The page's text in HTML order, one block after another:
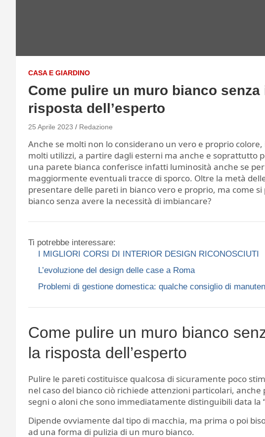
CASA E GIARDINO
Come pulire un muro bianco
risposta dell’esperto
25 Aprile 2023 Redazione
Anche se molti non lo considerano un vero e proprio
molti utilizzi, a partire dagli esterni ma anche e soprattutto
una parete bianca conferisce infatti luminosità anche se
maggiormente eventuali tracce di sporco. Oltre la metà
presentare delle pareti in bianco vero e proprio, ma come
bianco senza avere la necessità di imbiancare?
Ti potrebbe interessare:
I MIGLIORI CORSI DI INTERIOR DESIGN RICONOSCIUTI
L’evoluzione del design delle case a Roma
Problemi di gestione domestica: qualche consiglio di
Come pulire un muro bianco
la risposta dell’esperto
Pulire le pareti costituisce qualcosa di sicuramente poco
nel caso del bianco ciò richiede attenzioni particolari,
segni o aloni che sono immediatamente distinguibili data la
Dipende ovviamente dal tipo di macchia, ma prima o poi
ad una forma di pulizia di un muro bianco.